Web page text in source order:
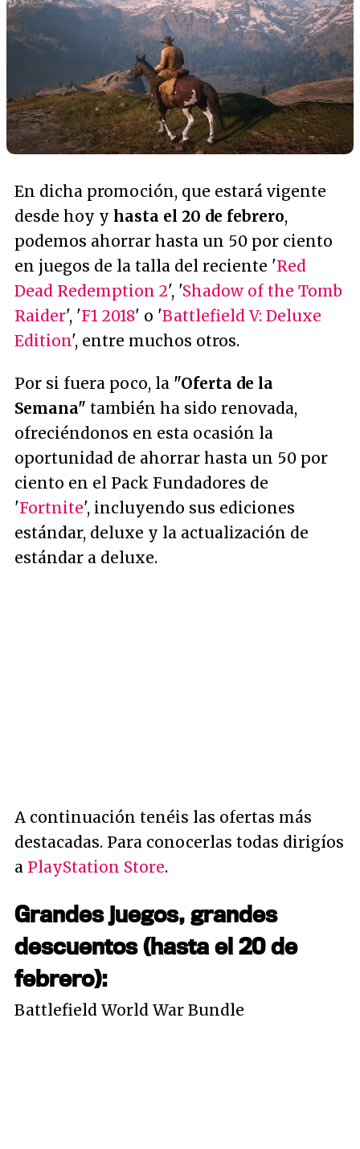
En dicha promoción, que estará vigente
desde hoy y hasta el 20 de febrero,
podemos ahorrar hasta un 50 por ciento
en juegos de la talla del reciente 'Red
Dead Redemption 2', 'Shadow of the Tomb
Raider', 'F1 2018' o 'Battlefield V: Deluxe
Edition', entre muchos otros.
Por si fuera poco, la "Oferta de la
Semana" también ha sido renovada,
ofreciéndonos en esta ocasión la
oportunidad de ahorrar hasta un 50 por
ciento en el Pack Fundadores de
'Fortnite', incluyendo sus ediciones
estándar, deluxe y la actualización de
estándar a deluxe.
A continuación tenéis las ofertas más
destacadas. Para conocerlas todas dirigíos
a PlayStation Store.
Grandes juegos, grandes
descuentos (hasta el 20 de
febrero):
Battlefield World War Bundle